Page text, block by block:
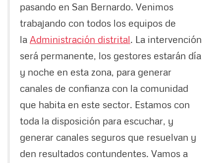
pasando en San Bernardo. Venimos
trabajando con todos los equipos de
la Administración distrital. La intervención
será permanente, los gestores estarán día
y noche en esta zona, para generar
canales de confianza con la comunidad
que habita en este sector. Estamos con
toda la disposición para escuchar, y
generar canales seguros que resuelvan y
den resultados contundentes. Vamos a